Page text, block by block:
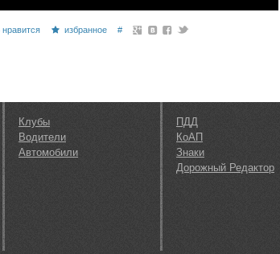
нравится избранное #
Клубы
Водители
Автомобили
ПДД
КоАП
Знаки
Дорожный Редактор